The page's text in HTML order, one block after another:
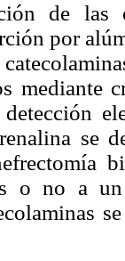
de las
por
mediante
se
o no a